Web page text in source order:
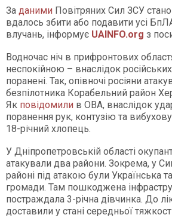
За даними Повітряних Сил ЗСУ
вдалось збити або подавити усі
влучань, інформує UAINFO.org з
Водночас ніч в прифронтових
неспокійною – внаслідок
поранені. Так, опівночі росіяни
безпілотника Корабельний район
Як повідомили в ОВА, внаслідок
поранення рук, контузію та
18-річний хлопець.
У Дніпропетровській області
атакували два райони. Зокрема, у
районі під атакою були Українська
громади. Там пошкоджена
постраждала 3-річна дівчинка. До
доставили у стані середньої